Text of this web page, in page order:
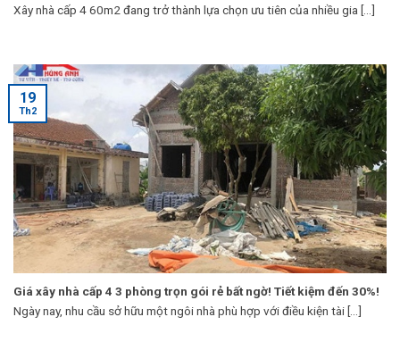
Xây nhà cấp 4 60m2 đang trở thành lựa chọn ưu tiên của nhiều gia [...]
Giá xây nhà cấp 4 3 phòng trọn gói rẻ bất ngờ! Tiết kiệm đến 30%!
Ngày nay, nhu cầu sở hữu một ngôi nhà phù hợp với điều kiện tài [...]
19
Th2